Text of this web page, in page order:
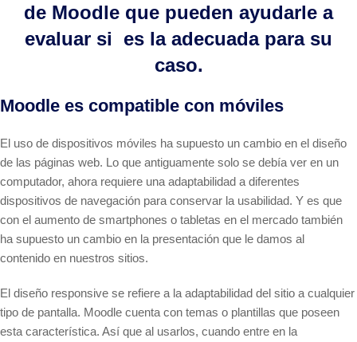
de Moodle que pueden ayudarle a
evaluar si es la adecuada para su
caso.
Moodle es compatible con móviles
El uso de dispositivos móviles ha supuesto un cambio en el diseño
de las páginas web. Lo que antiguamente solo se debía ver en un
computador, ahora requiere una adaptabilidad a diferentes
dispositivos de navegación para conservar la usabilidad. Y es que
con el aumento de smartphones o tabletas en el mercado también
ha supuesto un cambio en la presentación que le damos al
contenido en nuestros sitios.
El diseño responsive se refiere a la adaptabilidad del sitio a cualquier
tipo de pantalla. Moodle cuenta con temas o plantillas que poseen
esta característica. Así que al usarlos, cuando entre en la